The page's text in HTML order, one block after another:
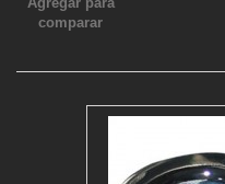
comparar